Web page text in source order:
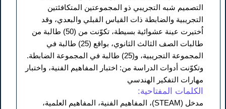
التصميم شبه التجريبي ذو المجموعتين المتكافئتين
التجريبية والضابطة ذات القياس القبلي والبعدي، وقد
اُختيرت عينة عشوائية بسيطة، تكوّنت من (50) طالبة من
طالبات الصف الثالث الثانوي، بواقع (25) طالبة في
المجموعة التجريبية، و(25) طالبة في المجموعة الضابطة.
وتكوّنت أدوات الدراسة من: اختبار المفاهيم الفنية، واختبار
مهارات التفكير الهندسي
الكلمات المفتاحية:
مدخل (STEAM)، المفاهيم الفنية، المفاهيم العلمية،